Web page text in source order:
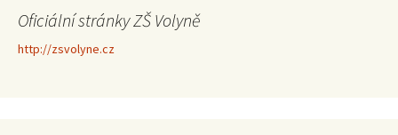
Oficiální stránky ZŠ Volyně
http://zsvolyne.cz